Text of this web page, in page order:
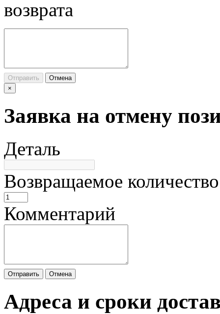
возврата
Отправить
Отмена
×
Заявка на отмену
Деталь
Возвращаемое количество
Комментарий
Отправить Отмена
Адреса и сроки